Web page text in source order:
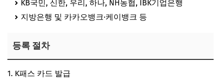
KB국민, 신한, 우리, 하나, NH농협, IBK기업은행
지방은행 및 카카오뱅크·케이뱅크 등
등록 절차
K패스 카드 발급